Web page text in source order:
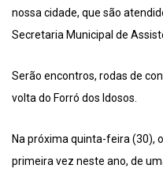
nossa cidade, que são
Secretaria Municipal de
Serão encontros, rodas de
volta do Forró dos Idosos.
Na próxima quinta-feira (30),
primeira vez neste ano, de